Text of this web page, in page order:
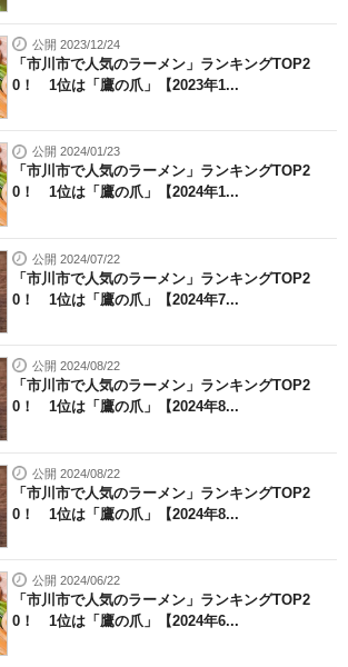
公開 2023/12/24
「市川市で人気のラーメン」ランキングTOP2
0！ 1位は「鷹の爪」【2023年1...
公開 2024/01/23
「市川市で人気のラーメン」ランキングTOP2
0！ 1位は「鷹の爪」【2024年1...
公開 2024/07/22
「市川市で人気のラーメン」ランキングTOP2
0！ 1位は「鷹の爪」【2024年7...
公開 2024/08/22
「市川市で人気のラーメン」ランキングTOP2
0！ 1位は「鷹の爪」【2024年8...
公開 2024/08/22
「市川市で人気のラーメン」ランキングTOP2
0！ 1位は「鷹の爪」【2024年8...
公開 2024/06/22
「市川市で人気のラーメン」ランキングTOP2
0！ 1位は「鷹の爪」【2024年6...